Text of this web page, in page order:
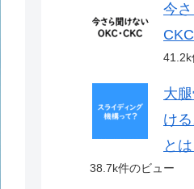
今
CKC
41.2k
大
け
とは
38.7k件のビュー